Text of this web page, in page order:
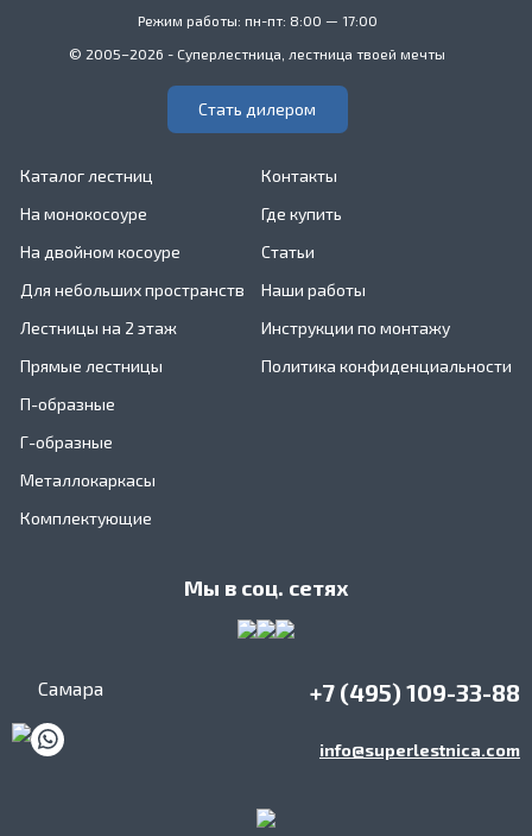
Режим работы: пн-пт: 8:00 — 17:00
© 2005–2026 - Суперлестница, лестница твоей мечты
Стать дилером
Каталог лестниц
На монокосоуре
На двойном косоуре
Для небольших пространств
Лестницы на 2 этаж
Прямые лестницы
П-образные
Г-образные
Металлокаркасы
Комплектующие
Контакты
Где купить
Статьи
Наши работы
Инструкции по монтажу
Политика конфиденциальности
Мы в соц. сетях
Самара +7 (495) 109-33-88
info@superlestnica.com